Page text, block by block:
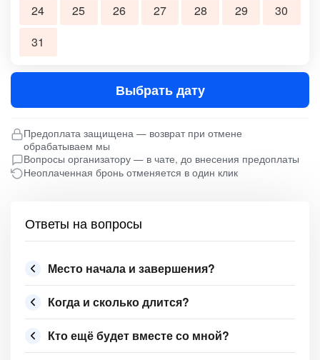
24 25 26 27 28 29
30
31
Выбрать дату
Предоплата защищена — возврат при отмене
обрабатываем мы
Вопросы организатору — в чате, до внесения предоплаты
Неоплаченная бронь отменяется в один клик
Ответы на вопросы
Место начала и завершения?
Когда и сколько длится?
Кто ещё будет вместе со мной?